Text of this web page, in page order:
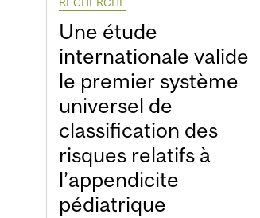
RECHERCHE
Une étude
internationale valide
le premier système
universel de
classification des
risques relatifs à
l’appendicite
pédiatrique